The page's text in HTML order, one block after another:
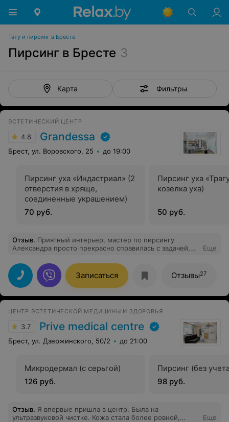
Тату и пирсинг в Бресте
Пирсинг в Бресте 3
Карта Фильтры
ЭСТЕТИЧЕСКИЙ ЦЕНТР
4.8 Grandessa
Брест, ул. Воровского, 25 до 19:00
Пирсинг уха «Индастриал» (2
отверстия в хряще,
соединенные украшением)
70 руб.
Пирсинг уха
козелка уха)
50 руб.
Отзыв. Приятный интерьер, мастер по пирсингу
Александра просто прекрасно справилась с задачей,
Еще
Записаться Отзывы27
ЦЕНТР ЭСТЕТИЧЕСКОЙ МЕДИЦИНЫ И ЗДОРОВЬЯ
3.7 Prive medical centre
Брест, ул. Дзержинского, 50/2 до 21:00
Микродермал (с серьгой)
126 руб.
Пирсинг (без
98 руб.
Отзыв. Я впервые пришла в центр. Была на
ультразвуковой чистке. Кожа стала более ровной,
Еще